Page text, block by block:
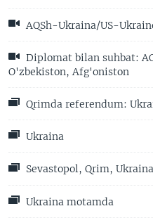
AQSh-Ukraina/US-
Diplomat bilan suhbat:
O'zbekiston, Afg'oniston
Qrimda referendum:
Ukraina
Sevastopol, Qrim, Ukraina
Ukraina motamda